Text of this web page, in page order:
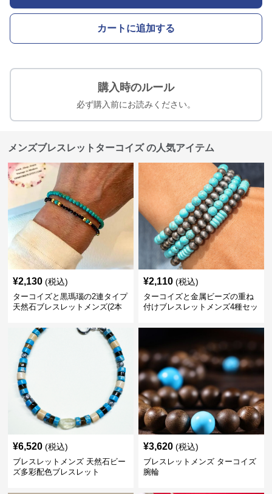
カートに追加する
購入時のルール
必ず購入前にお読みください。
メンズブレスレットターコイズ の人気アイテム
¥2,130 (税込)
ターコイズと黒瑪瑙の2連タイプ
天然石ブレスレットメンズ(2本
¥2,110 (税込)
ターコイズと金属ビーズの重ね
付けブレスレットメンズ4種セッ
¥6,520 (税込)
ブレスレットメンズ 天然石ビー
ズ多彩配色ブレスレット
¥3,620 (税込)
ブレスレットメンズ ターコイズ
腕輪